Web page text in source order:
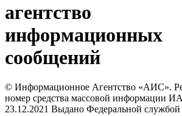
агентство
информационных
сообщений
© Информационное Агентство «АИС».
номер средства массовой информации
23.12.2021 Выдано Федеральной службой